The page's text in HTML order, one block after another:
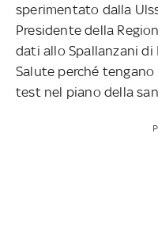
sperimentato dalla
Presidente della
dati allo Spallanzani di
Salute perché
test nel piano della